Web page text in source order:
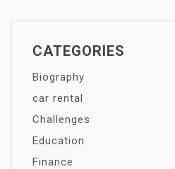
CATEGORIES
Biography
car rental
Challenges
Education
Finance